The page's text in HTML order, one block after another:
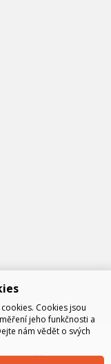
Cookies jsou
jeho funkčnosti a
nám vědět o svých